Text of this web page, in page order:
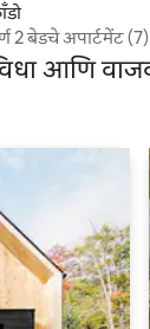
2 बेडचे अपार्टमेंट (7)
आणि